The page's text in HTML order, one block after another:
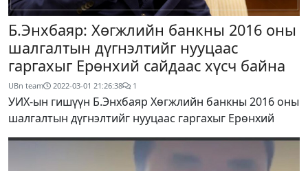
Б.Энхбаяр: Хөгжлийн банкны 2016 оны
шалгалтын дүгнэлтийг нууцаас
гаргахыг Ерөнхий сайдаас хүсч байна
UBn team 2022-03-01 21:26:38 1
УИХ-ын гишүүн Б.Энхбаяр Хөгжлийн банкны 2016 оны
шалгалтын дүгнэлтийг нууцаас гаргахыг Ерөнхий